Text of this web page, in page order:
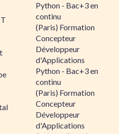
Python - Bac+3 en
continu
(Paris) Formation
Concepteur
Développeur
d'Applications
Python - Bac+3 en
continu
(Paris) Formation
Concepteur
Développeur
d'Applications